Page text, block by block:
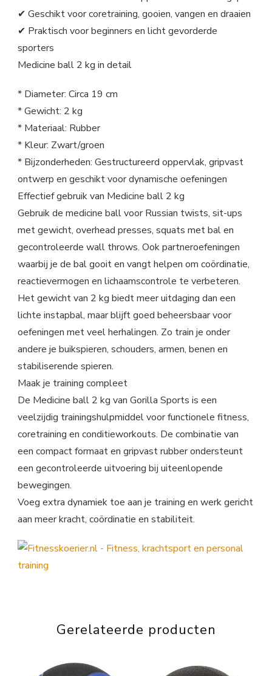
✔ Geschikt voor coretraining, gooien, vangen en draaien
✔ Praktisch voor beginners en licht gevorderde
sporters
Medicine ball 2 kg in detail
* Diameter: Circa 19 cm
* Gewicht: 2 kg
* Materiaal: Rubber
* Kleur: Zwart/groen
* Bijzonderheden: Gestructureerd oppervlak, gripvast
ontwerp en geschikt voor dynamische oefeningen
Effectief gebruik van Medicine ball 2 kg
Gebruik de medicine ball voor Russian twists, sit-ups
met gewicht, overhead presses, squats met bal en
gecontroleerde wall throws. Ook partneroefeningen
waarbij je de bal gooit en vangt helpen om coördinatie,
reactievermogen en lichaamscontrole te verbeteren.
Het gewicht van 2 kg biedt meer uitdaging dan een
lichte instapbal, maar blijft goed beheersbaar voor
oefeningen met veel herhalingen. Zo train je onder
andere je buikspieren, schouders, armen, benen en
stabiliserende spieren.
Maak je training compleet
De Medicine ball 2 kg van Gorilla Sports is een
veelzijdig trainingshulpmiddel voor functionele fitness,
coretraining en conditieworkouts. De combinatie van
een compact formaat en gripvast rubber ondersteunt
een gecontroleerde uitvoering bij uiteenlopende
bewegingen.
Voeg extra dynamiek toe aan je training en werk gericht
aan meer kracht, coördinatie en stabiliteit.
Gerelateerde producten